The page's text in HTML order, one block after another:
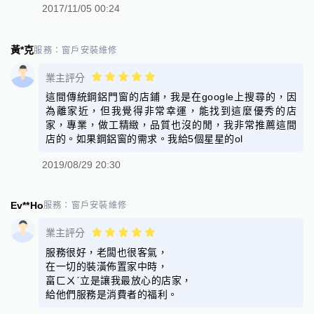
2017/11/05 00:24
黃*克服務： 窗戶安裝維修
業主評分
這間傳統鋼鋁門窗的店鋪，我是在google上搜尋的，因
為離家近，但我覺得非常幸運，能找到這麼優秀的店
家，專業，做工精緻，品質也沒的閒，我非常推薦這間
店的。如果鋼鋁窗的需求。我給5個星星的ol
2019/08/29 20:30
Ev**Ho服務： 窗戶安裝維修
業主評分
服務很好，老闆也很客氣，
在一切的裝潢佈置家中時，
畗ㄈㄨˊ立是讓我最放心的店家，
給他們服務是消費者的福利。